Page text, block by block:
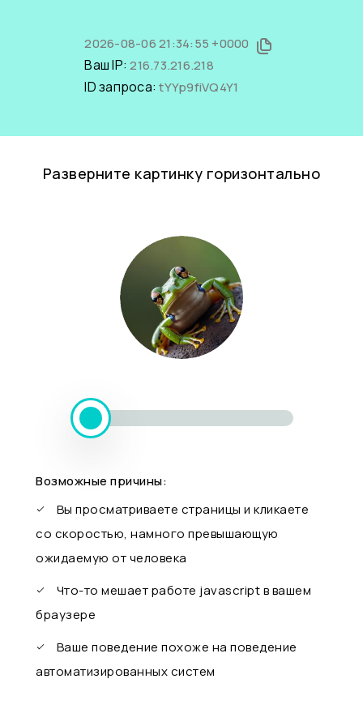
2026-08-06 21:34:55 +0000
Ваш IP:216.73.216.218
ID запроса:tYYp9fiVQ4Y1
Разверните картинку горизонтально
Возможные причины:
Вы просматриваете страницы и кликаете
со скоростью, намного превышающую
ожидаемую от человека
Что-то мешает работе javascript в вашем
браузере
Ваше поведение похоже на поведение
автоматизированных систем